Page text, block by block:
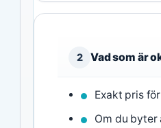
2 Vad som är
Exakt pris
Om du byter